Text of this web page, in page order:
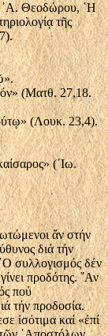
᾿Α. Θεοδώρου, ῾Η
τῆς
(Ματθ. 27,18.
(Λουκ. 23,4).
(᾿Ιω.
ἄν στήν
διά τήν
συλλογισμός δέν
προδότης. ῎Αν
πού
τήν προδοσία.
ἰσότιμα καί «ἐπί